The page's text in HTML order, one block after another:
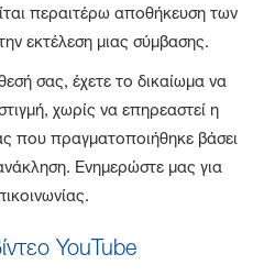
περαιτέρω αποθήκευση των
εκτέλεση μιας σύμβασης.
σας, έχετε το δικαίωμα να
χωρίς να επηρεαστεί η
που πραγματοποιήθηκε βάσει
Ενημερώστε μας για
YouTube